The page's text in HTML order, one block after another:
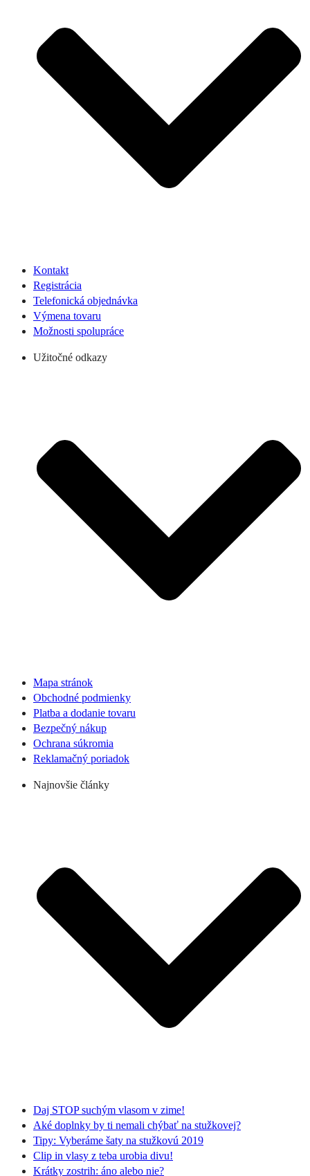
Kontakt
Registrácia
Telefonická objednávka
Výmena tovaru
Možnosti spolupráce
Užitočné odkazy
Mapa stránok
Obchodné podmienky
Platba a dodanie tovaru
Bezpečný nákup
Ochrana súkromia
Reklamačný poriadok
Najnovšie články
Daj STOP suchým vlasom v zime!
Aké doplnky by ti nemali chýbať na stužkovej?
Tipy: Vyberáme šaty na stužkovú 2019
Clip in vlasy z teba urobia divu!
Krátky zostrih: áno alebo nie?